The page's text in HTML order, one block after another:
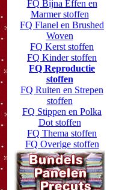
FQ Bijna Effen en
Marmer stoffen
FQ Flanel en Brushed
Woven
FQ Kerst stoffen
FQ Kinder stoffen
FQ Reproductie
stoffen
FQ Ruiten en Strepen
stoffen
FQ Stippen en Polka
Dot stoffen
FQ Thema stoffen
FQ Overige stoffen